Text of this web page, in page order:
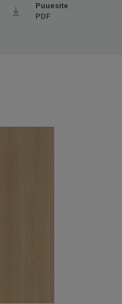
Puuesite
PDF